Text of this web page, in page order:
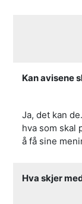
Kan avisene
Ja, det kan
hva som skal
å få sine
Hva skjer